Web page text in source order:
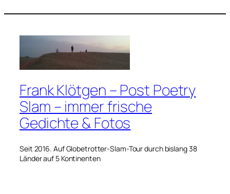
Frank Klötgen – Post Poetry
Slam – immer frische
Gedichte & Fotos
Seit 2016. Auf Globetrotter-Slam-Tour durch bislang 38
Länder auf 5 Kontinenten